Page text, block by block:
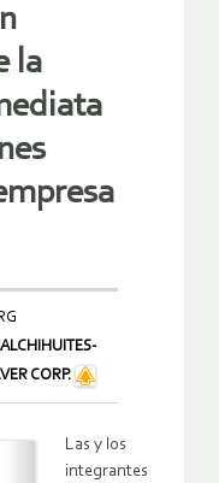
la
CORP.
Las y los
integrantes